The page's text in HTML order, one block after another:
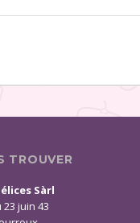
TROUVER
Sàrl
23 juin 43